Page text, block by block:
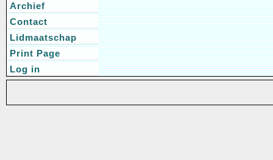
Archief
Contact
Lidmaatschap
Print Page
Log in